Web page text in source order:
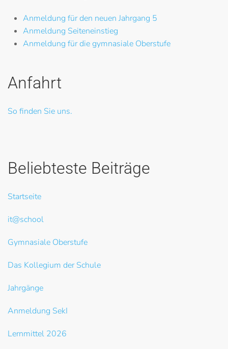
Anmeldung für den neuen Jahrgang 5
Anmeldung Seiteneinstieg
Anmeldung für die gymnasiale Oberstufe
Anfahrt
So finden Sie uns.
Beliebteste Beiträge
Startseite
it@school
Gymnasiale Oberstufe
Das Kollegium der Schule
Jahrgänge
Anmeldung SekI
Lernmittel 2026